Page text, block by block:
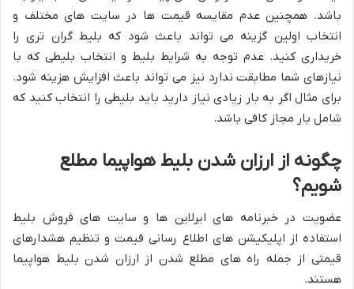
باشد. همچنین عدم مقایسه قیمت ها در سایت های مختلف و
انتخاب اولین گزینه می تواند باعث شود که بلیط گران تری را
خریداری کنید. عدم توجه به شرایط بلیط و انتخاب بلیطی که با
نیازهای شما مطابقت ندارد نیز می تواند باعث افزایش هزینه شود.
برای مثال اگر به بار زیادی نیاز دارید باید بلیطی را انتخاب کنید که
شامل بار مجاز کافی باشد.
چگونه از ارزان شدن بلیط هواپیما مطلع
شویم؟
عضویت در خبرنامه های ایرلاین ها و سایت های فروش بلیط
استفاده از اپلیکیشن های اطلاع رسانی قیمت و تنظیم هشدارهای
قیمتی از جمله راه های مطلع شدن از ارزان شدن بلیط هواپیما
هستند.